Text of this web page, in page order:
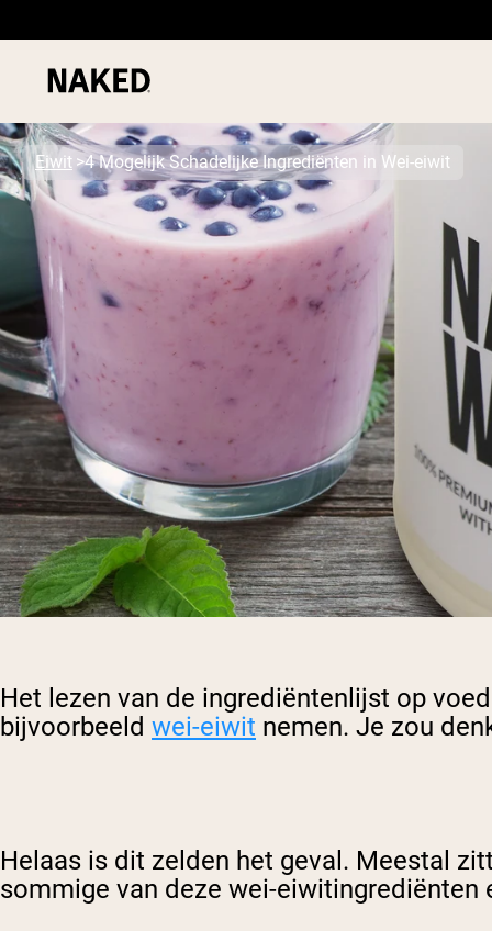
Populaire Zoektermen
”Protein Powder“
”Overnight Oats“
”Vegan protein“
”Collagen“
”Micellar Casein“
Eiwit 4 Mogelijk Schadelijke Ingrediënten in Wei-eiwit
Het lezen van de ingrediëntenlijst op
bijvoorbeeld wei-eiwit nemen. Je zou
Helaas is dit zelden het geval. Meestal
sommige van deze wei-